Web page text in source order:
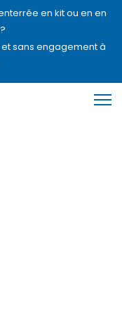
en kit ou en en
sans engagement à